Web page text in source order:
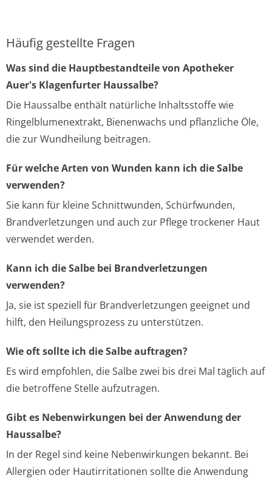
Häufig gestellte Fragen
Was sind die Hauptbestandteile von Apotheker
Auer's Klagenfurter Haussalbe?
Die Haussalbe enthält natürliche Inhaltsstoffe wie
Ringelblumenextrakt, Bienenwachs und pflanzliche Öle,
die zur Wundheilung beitragen.
Für welche Arten von Wunden kann ich die Salbe
verwenden?
Sie kann für kleine Schnittwunden, Schürfwunden,
Brandverletzungen und auch zur Pflege trockener Haut
verwendet werden.
Kann ich die Salbe bei Brandverletzungen
verwenden?
Ja, sie ist speziell für Brandverletzungen geeignet und
hilft, den Heilungsprozess zu unterstützen.
Wie oft sollte ich die Salbe auftragen?
Es wird empfohlen, die Salbe zwei bis drei Mal täglich auf
die betroffene Stelle aufzutragen.
Gibt es Nebenwirkungen bei der Anwendung der
Haussalbe?
In der Regel sind keine Nebenwirkungen bekannt. Bei
Allergien oder Hautirritationen sollte die Anwendung